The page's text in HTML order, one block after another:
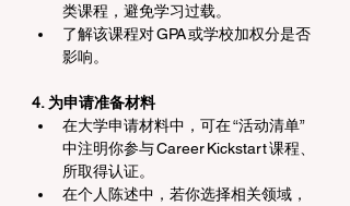
类课程，避免学习过载。
了解该课程对 GPA 或学校加权分是否
影响。
4. 为申请准备材料
在大学申请材料中，可在 “活动清单”
中注明你参与 Career Kickstart 课程、
所取得认证。
在个人陈述中，若你选择相关领域，